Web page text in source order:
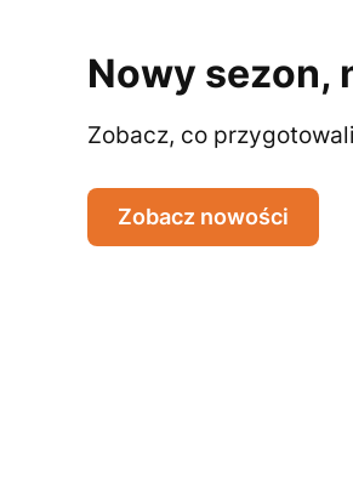
Nowy sezon,
Zobacz, co
Zobacz nowości